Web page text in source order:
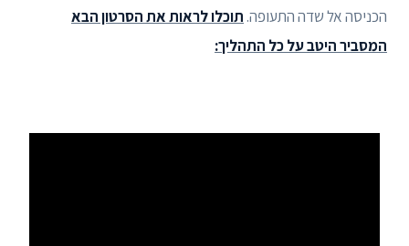
הכניסה אל שדה התעופה. תוכלו לראות את הסרטון הבא
המסביר היטב על כל התהליך: